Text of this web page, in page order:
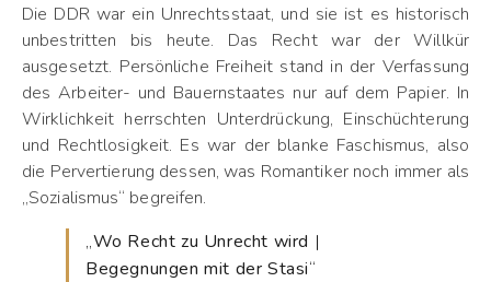
Die DDR war ein Unrechtsstaat, und sie ist es historisch
unbestritten bis heute. Das Recht war der Willkür
ausgesetzt. Persönliche Freiheit stand in der Verfassung
des Arbeiter- und Bauernstaates nur auf dem Papier. In
Wirklichkeit herrschten Unterdrückung, Einschüchterung
und Rechtlosigkeit. Es war der blanke Faschismus, also
die Pervertierung dessen, was Romantiker noch immer als
„Sozialismus“ begreifen.
„Wo Recht zu Unrecht wird |
Begegnungen mit der Stasi“